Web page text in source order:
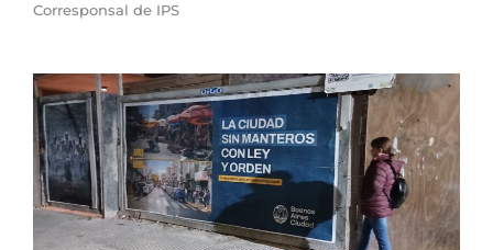
Corresponsal de IPS